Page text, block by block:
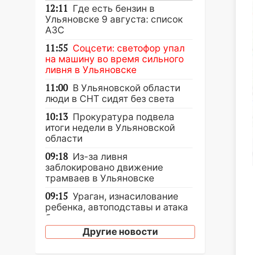
12:11 Где есть бензин в
Ульяновске 9 августа: список
АЗС
11:55 Соцсети: светофор упал
на машину во время сильного
ливня в Ульяновске
11:00 В Ульяновской области
люди в СНТ сидят без света
10:13 Прокуратура подвела
итоги недели в Ульяновской
области
09:18 Из-за ливня
заблокировано движение
трамваев в Ульяновске
09:15 Ураган, изнасилование
ребенка, автоподставы и атака
беспилотников: важные итоги
прошедшей недели в
Ульяновской области
Другие новости